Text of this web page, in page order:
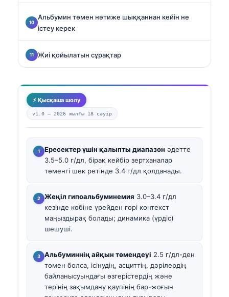
Альбумин төмен нәтиже шыққаннан кейін не
істеу керек
Жиі қойылатын сұрақтар
⚡ Қысқаша шолу
v1.0 — 2026 жылғы 18 сәуір
Ересектер үшін қалыпты диапазон әдетте
3.5–5.0 г/дл, бірақ кейбір зертханалар
төменгі шек ретінде 3.4 г/дл қолданады.
Жеңіл гипоальбуминемия 3.0–3.4 г/дл
кезінде көбіне үрейден гөрі контекст
маңыздырақ болады; динамика (үрдіс)
шешуші.
Альбуминнің айқын төмендеуі 2.5 г/дл-ден
төмен болса, ісінудің, асциттің, дәрілердің
байланысуындағы өзгерістердің және
терінің зақымдану қаупінің бар-жоғын